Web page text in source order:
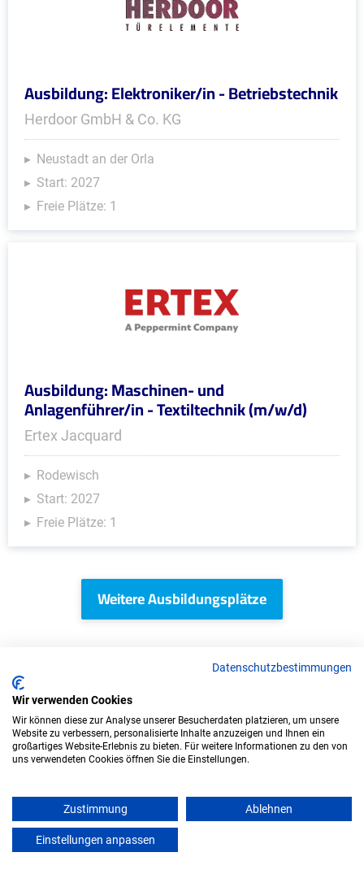
Ausbildung: Elektroniker/in - Betriebstechnik
Herdoor GmbH & Co. KG
Neustadt an der Orla
Start: 2027
Freie Plätze: 1
Ausbildung: Maschinen- und
Anlagenführer/in - Textiltechnik (m/w/d)
Ertex Jacquard
Rodewisch
Start: 2027
Freie Plätze: 1
Weitere Ausbildungsplätze
IT/Computer - Ausbildungsplätze
Datenschutzbestimmungen
Wir verwenden Cookies
Wir können diese zur Analyse unserer Besucherdaten platzieren, um unsere
Website zu verbessern, personalisierte Inhalte anzuzeigen und Ihnen ein
großartiges Website-Erlebnis zu bieten. Für weitere Informationen zu den von
uns verwendeten Cookies öffnen Sie die Einstellungen.
Zustimmung Ablehnen
Einstellungen anpassen